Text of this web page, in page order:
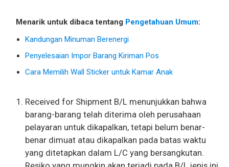
Menarik untuk dibaca tentang Pengetahuan Umum:
Kandungan Minuman Berenergi
Penyelesaian Impor Barang Kiriman Pos
Cara Memilih Wall Sticker untuk Kamar Anak
Received for Shipment B/L menunjukkan bahwa
barang-barang telah diterima oleh perusahaan
pelayaran untuk dikapalkan, tetapi belum benar-
benar dimuat atau dikapalkan pada batas waktu
yang ditetapkan dalam L/C yang bersangkutan.